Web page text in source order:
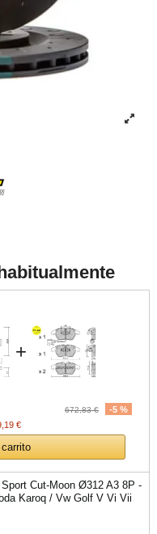
+
672,83 €
-5 %
€
Cut-Moon Ø312 A3 8P -
Karoq / Vw Golf V Vi Vii